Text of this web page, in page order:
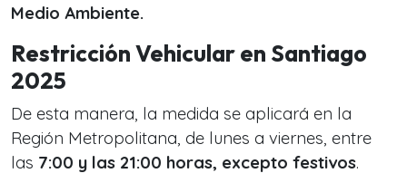
Medio Ambiente.
Restricción Vehicular en Santiago
2025
De esta manera, la medida se aplicará en la
Región Metropolitana, de lunes a viernes, entre
las 7:00 y las 21:00 horas, excepto festivos.